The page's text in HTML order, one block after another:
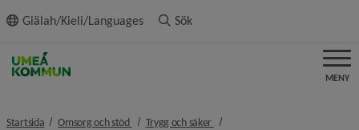
innehållet
Giälah/Kieli/Languages Sök
MENY
Startsida Omsorg och stöd nivå i brödsmulenavigeringen
Trygg och säker nivå i brödsmulenavigeringen